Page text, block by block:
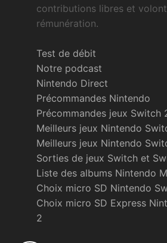
contributions libres et
rémunération.
Test de débit
Notre podcast
Nintendo Direct
Précommandes Nintendo
Précommandes jeux Switch
Meilleurs jeux Nintendo
Meilleurs jeux Nintendo
Sorties de jeux Switch et
Liste des albums Nintendo
Choix micro SD Nintendo
Choix micro SD Express
2